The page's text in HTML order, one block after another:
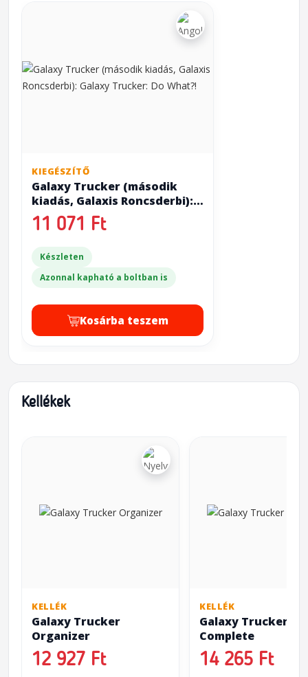
KIEGÉSZÍTŐ
Galaxy Trucker (második
kiadás, Galaxis Roncsderbi):
Galaxy Trucker: Do What?!
11 071 Ft
Készleten
Azonnal kapható a boltban is
Kosárba teszem
Kellékek
KELLÉK
Galaxy Trucker
Organizer
12 927 Ft
KELLÉK
Galaxy Trucker
Complete
14 265 Ft